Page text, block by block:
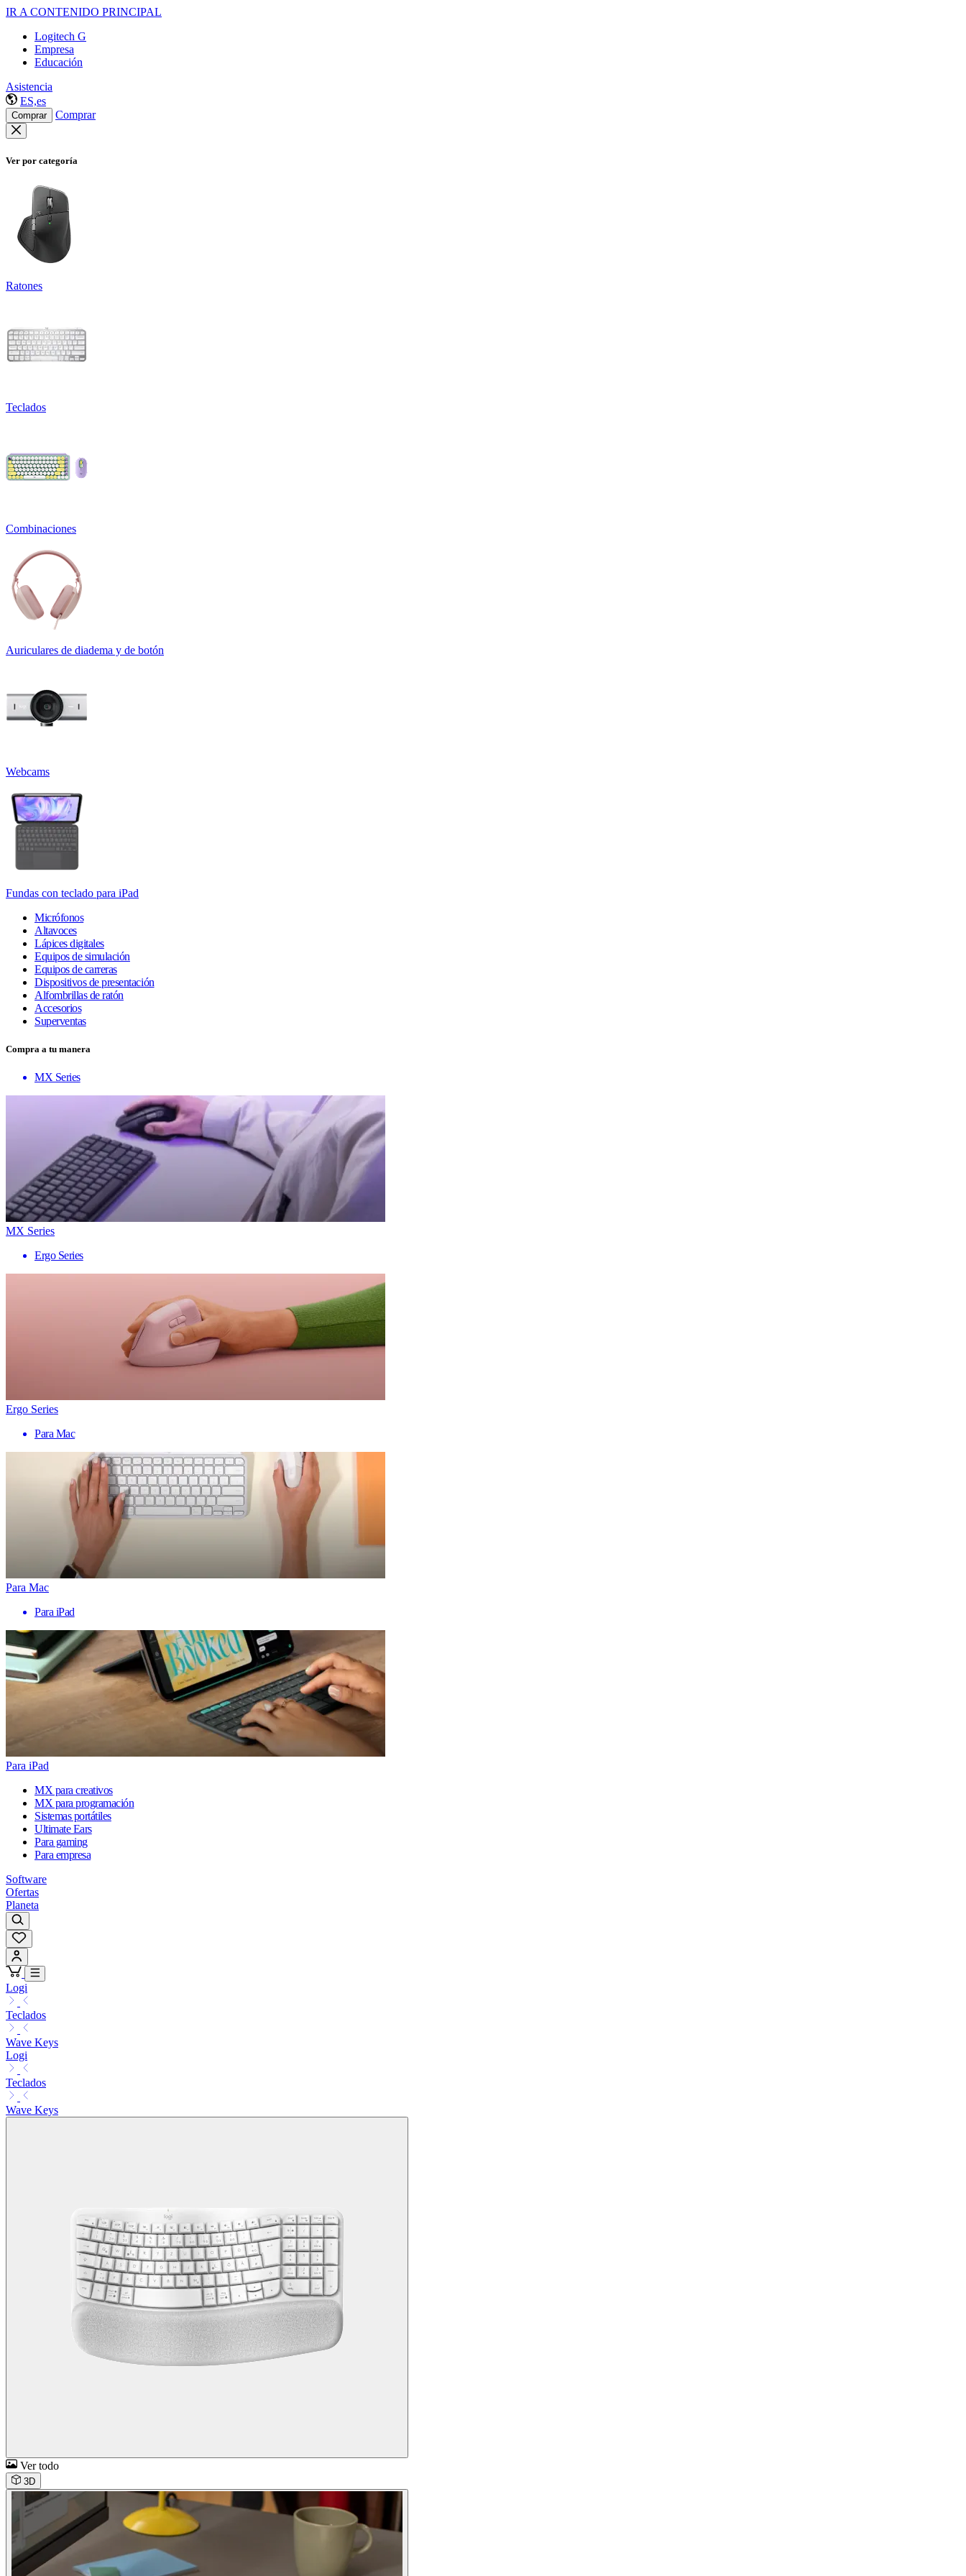
IR A CONTENIDO PRINCIPAL
Logitech G
Empresa
Educación
Asistencia
ES,es
Comprar Comprar
Ver por categoría
Ratones
Teclados
Combinaciones
Auriculares de diadema y de botón
Webcams
Fundas con teclado para iPad
Micrófonos
Altavoces
Lápices digitales
Equipos de simulación
Equipos de carreras
Dispositivos de presentación
Alfombrillas de ratón
Accesorios
Superventas
Compra a tu manera
MX Series
MX Series
Ergo Series
Ergo Series
Para Mac
Para Mac
Para iPad
Para iPad
MX para creativos
MX para programación
Sistemas portátiles
Ultimate Ears
Para gaming
Para empresa
Software
Ofertas
Planeta
Logi
Teclados
Wave Keys
Logi
Teclados
Wave Keys
Ver todo
3D